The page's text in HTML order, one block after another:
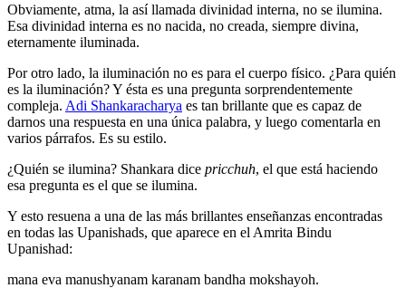
Obviamente, atma, la así llamada divinidad interna, no se ilumina.
Esa divinidad interna es no nacida, no creada, siempre divina,
eternamente iluminada.
Por otro lado, la iluminación no es para el cuerpo físico. ¿Para quién
es la iluminación? Y ésta es una pregunta sorprendentemente
compleja. Adi Shankaracharya es tan brillante que es capaz de
darnos una respuesta en una única palabra, y luego comentarla en
varios párrafos. Es su estilo.
¿Quién se ilumina? Shankara dice pricchuh, el que está haciendo
esa pregunta es el que se ilumina.
Y esto resuena a una de las más brillantes enseñanzas encontradas
en todas las Upanishads, que aparece en el Amrita Bindu
Upanishad:
mana eva manushyanam karanam bandha mokshayoh.